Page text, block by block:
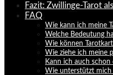
Fazit: Zwillinge-Tarot
FAQ
Wie kann ich meine
Welche Bedeutung
Wie können
Wie ziehe ich meine
Kann ich auch
Wie unterstützt mich